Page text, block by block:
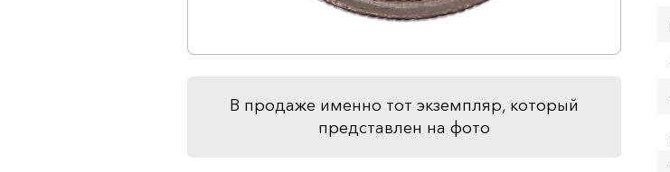
В продаже именно тот экземпляр, который
представлен на фото